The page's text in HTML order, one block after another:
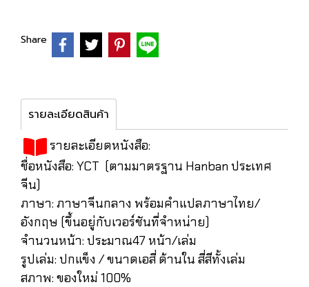
Share
รายละเอียดสินค้า
รายละเอียดหนังสือ:
ชื่อหนังสือ: YCT (ตามมาตรฐาน Hanban ประเทศ
จีน)
ภาษา: ภาษาจีนกลาง พร้อมคำแปลภาษาไทย/
อังกฤษ (ขึ้นอยู่กับเวอร์ชันที่จำหน่าย)
จำนวนหน้า: ประมาณ47 หน้า/เล่ม
รูปเล่ม: ปกแข็ง / ขนาดเอสี่ ด้านใน สี่สีทั้งเล่ม
สภาพ: ของใหม่ 100%